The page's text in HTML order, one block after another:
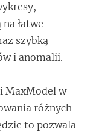
łatwe
szybką
i anomalii.
MaxModel w
różnych
to pozwala